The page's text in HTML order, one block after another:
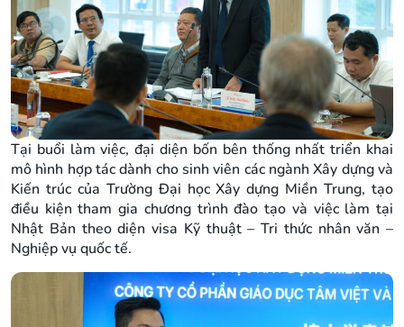
Tại buổi làm việc, đại diện bốn bên thống nhất triển khai
mô hình hợp tác dành cho sinh viên các ngành Xây dựng và
Kiến trúc của Trường Đại học Xây dựng Miền Trung, tạo
điều kiện tham gia chương trình đào tạo và việc làm tại
Nhật Bản theo diện visa Kỹ thuật – Tri thức nhân văn –
Nghiệp vụ quốc tế.